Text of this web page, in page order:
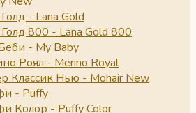
- Lana Gold
800 - Lana Gold 800
- My Baby
Роял - Merino Royal
Классик Нью - Mohair New
- Puffy
Колор - Puffy Color